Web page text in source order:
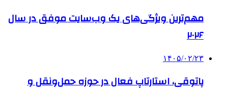
مهم‌ترین ویژگی‌های یک وب‌سایت موفق در سال
۲۰۲۶
۱۴۰۵/۰۲/۲۳
پاتوقی، استارتاپ فعال در حوزه حمل‌ونقل و